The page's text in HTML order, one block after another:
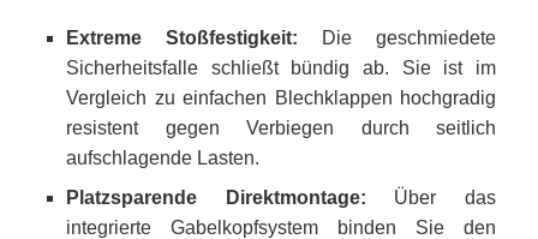
Extreme Stoßfestigkeit: Die geschmiedete
Sicherheitsfalle schließt bündig ab. Sie ist im
Vergleich zu einfachen Blechklappen hochgradig
resistent gegen Verbiegen durch seitlich
aufschlagende Lasten.
Platzsparende Direktmontage: Über das
integrierte Gabelkopfsystem binden Sie den